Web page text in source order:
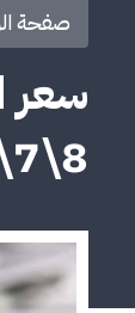
صفحة
سعر
8\7\2024